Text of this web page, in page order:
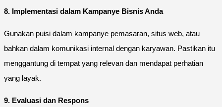
8. Implementasi dalam Kampanye Bisnis Anda
Gunakan puisi dalam kampanye pemasaran, situs web, atau
bahkan dalam komunikasi internal dengan karyawan. Pastikan itu
menggantung di tempat yang relevan dan mendapat perhatian
yang layak.
9. Evaluasi dan Respons